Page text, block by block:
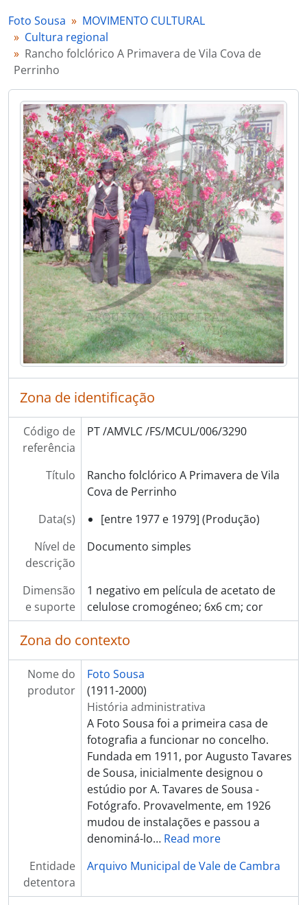
[Documento simples] Rancho folclórico Os Canários do Caima
[Documento simples] Rancho folclórico Os Canários do Caima
[Documento simples] Rancho folclórico
[Documento simples] Rancho folclórico
[Documento simples] Rancho folclórico
[Documento simples] Rancho folclórico e banda de música
[Documento simples] Rancho folclórico
[Documento simples] Rancho folclórico
[Documento simples] Rancho folclórico
[Documento simples] Rancho folclórico
[Documento simples] Rancho Infantil de Vale de Cambra
[Documento simples] Rancho folclórico
[Documento simples] Rancho folclórico
[Documento simples] Rancho folclórico
[Séries] Exposições
[Séries] Grupos de Música
[Secção] DESPORTO
[Secção] AGRICULTURA
[Secção] COMÉRCIO
[Secção] ENSINO
[Secção] ATIVIDADE POLÍTICA
[Secção] RELIGIÃO
[Secção] RETRATOS
[Secção] ANIMAIS
[Secção] SEGURANÇA PÚBLICA
[Secção] TRANSPORTES
[Secção] OBRAS PÚBLICAS
[Secção] INSTITUIÇÕES
[Secção] EMPRESAS
[Séries] Álbuns de fotografias
[Séries] Livros de registo de clientes
Foto Sousa
MOVIMENTO CULTURAL
Cultura regional
Rancho folclórico A Primavera de Vila Cova de
Perrinho
Zona de identificação
Código de
referência
PT /AMVLC /FS/MCUL/006/3290
Título
Rancho folclórico A Primavera de Vila
Cova de Perrinho
Data(s)
[entre 1977 e 1979] (Produção)
Nível de
descrição
Documento simples
Dimensão
e suporte
1 negativo em película de acetato de
celulose cromogéneo; 6x6 cm; cor
Zona do contexto
Nome do
produtor
Foto Sousa
(1911-2000)
História administrativa
A Foto Sousa foi a primeira casa de
fotografia a funcionar no concelho.
Fundada em 1911, por Augusto Tavares
de Sousa, inicialmente designou o
estúdio por A. Tavares de Sousa -
Fotógrafo. Provavelmente, em 1926
mudou de instalações e passou a
denominá-lo… Read more
Entidade
detentora
Arquivo Municipal de Vale de Cambra